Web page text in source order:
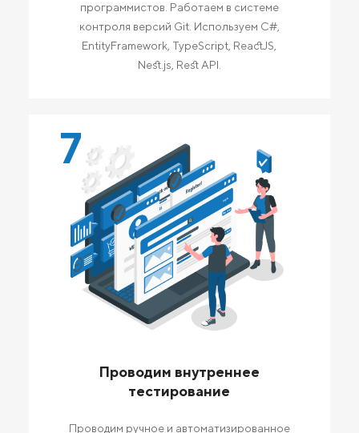
программистов. Работаем в системе
контроля версий Git. Используем C#,
EntityFramework, TypeScript, ReactJS,
Nest.js, Rest API.
7
Проводим внутреннее
тестирование
Проводим ручное и автоматизированное